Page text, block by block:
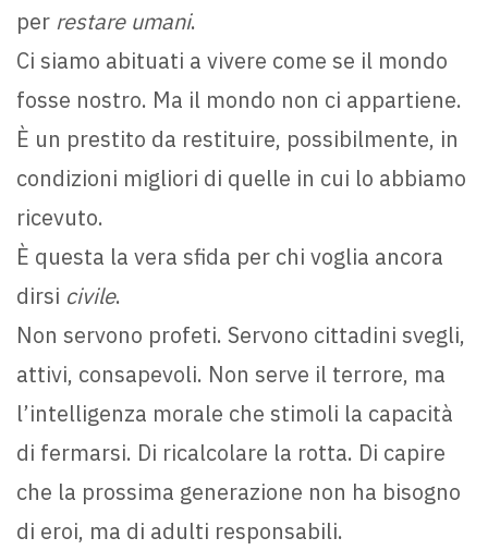
per restare umani.
Ci siamo abituati a vivere come se il mondo
fosse nostro. Ma il mondo non ci appartiene.
È un prestito da restituire, possibilmente, in
condizioni migliori di quelle in cui lo abbiamo
ricevuto.
È questa la vera sfida per chi voglia ancora
dirsi civile.
Non servono profeti. Servono cittadini svegli,
attivi, consapevoli. Non serve il terrore, ma
l’intelligenza morale che stimoli la capacità
di fermarsi. Di ricalcolare la rotta. Di capire
che la prossima generazione non ha bisogno
di eroi, ma di adulti responsabili.